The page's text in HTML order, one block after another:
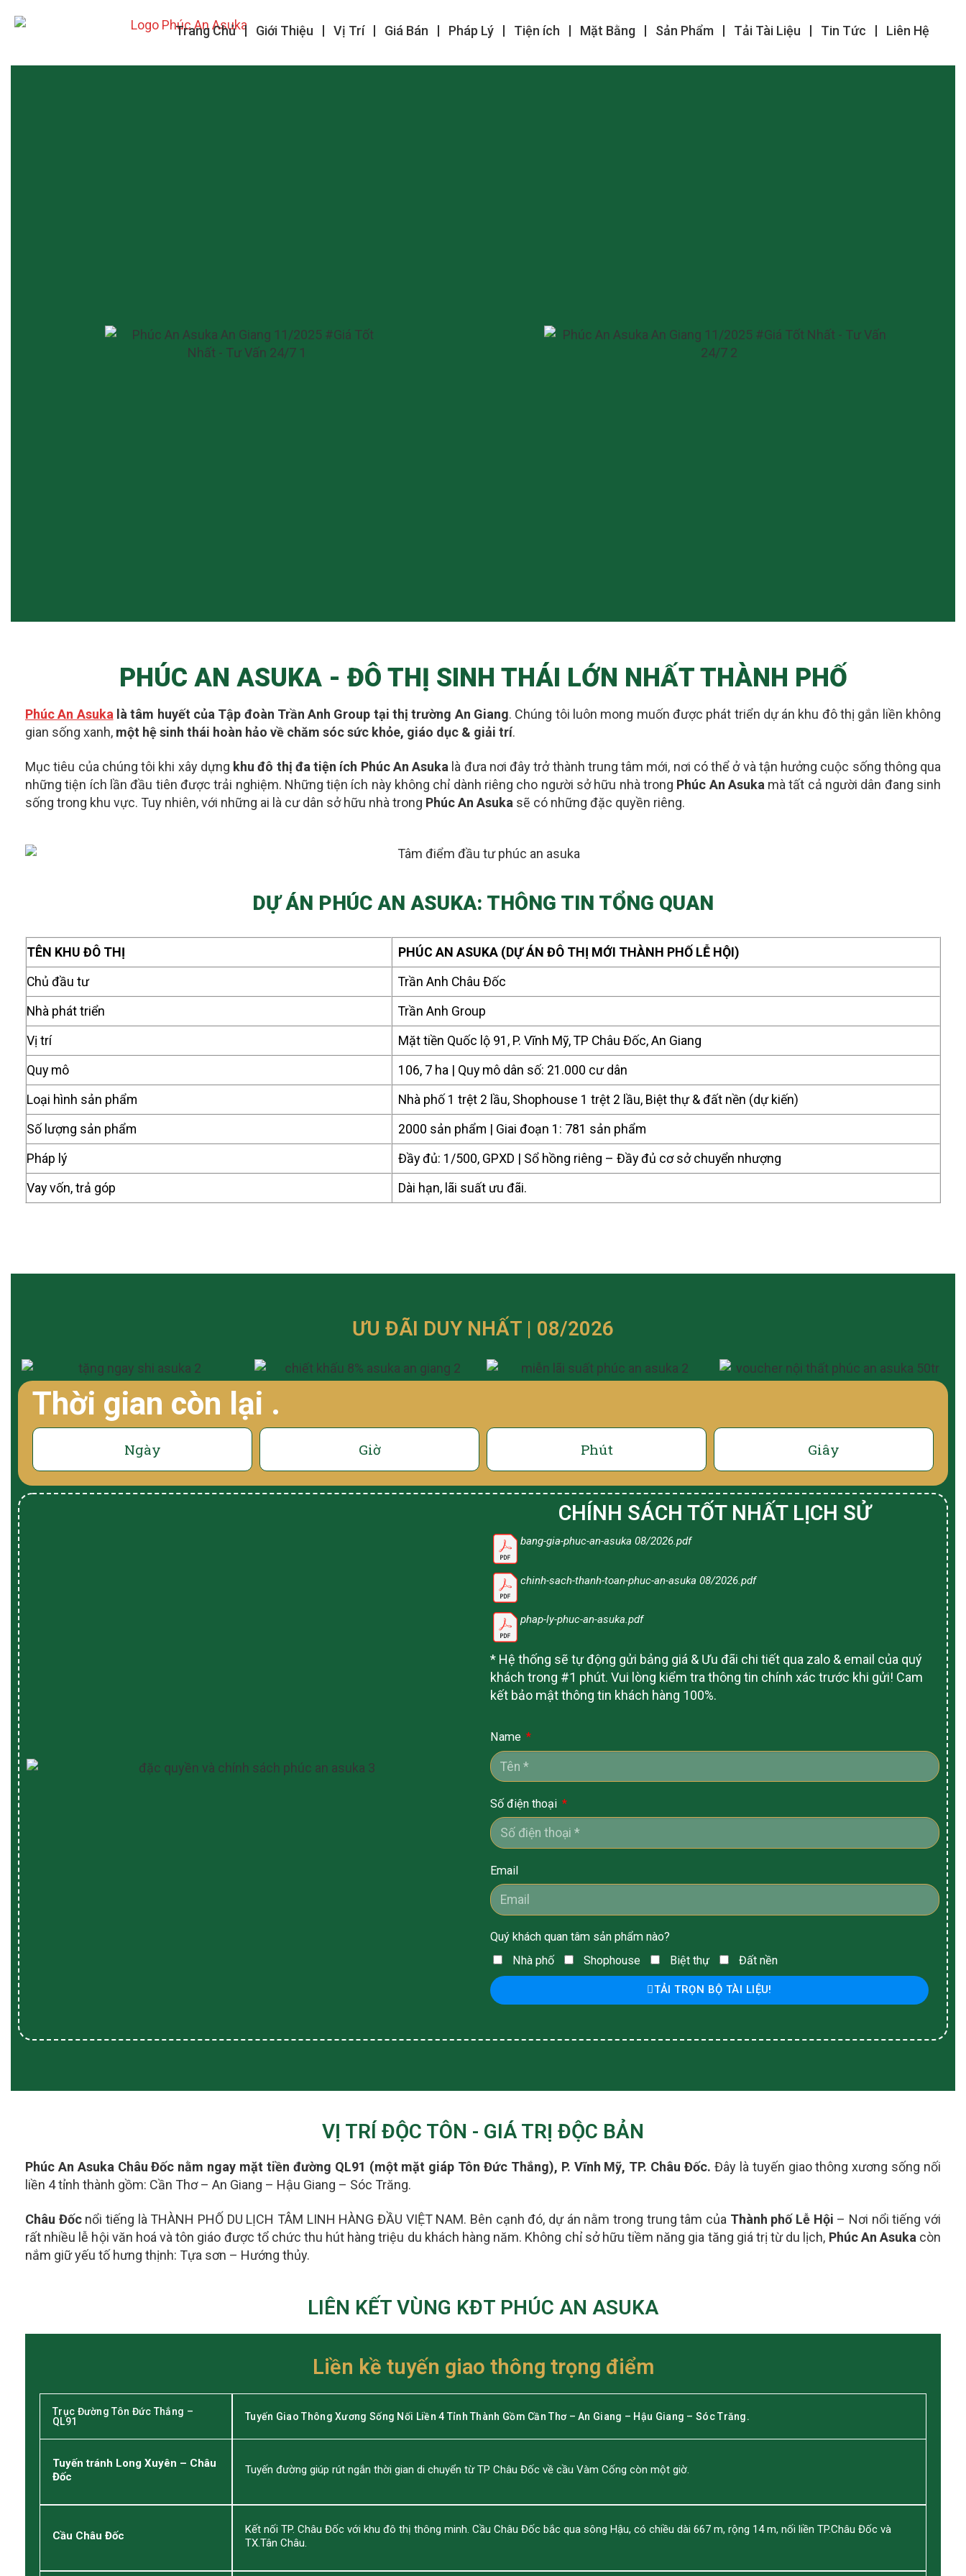
Trang Chủ Giới Thiệu Vị Trí Giá Bán Pháp Lý Tiện ích Mặt Bằng Sản Phẩm Tải Tài Liệu Tin Tức Liên Hệ
PHÚC AN ASUKA - ĐÔ THỊ SINH THÁI LỚN NHẤT THÀNH PHỐ
Phúc An Asuka là tâm huyết của Tập đoàn Trần Anh Group tại thị trường An Giang. Chúng tôi luôn mong muốn được phát triển dự án khu đô thị gắn liền không
gian sống xanh, một hệ sinh thái hoàn hảo về chăm sóc sức khỏe, giáo dục & giải trí.
Mục tiêu của chúng tôi khi xây dựng khu đô thị đa tiện ích Phúc An Asuka là đưa nơi đâytrở thành trung tâm mới, nơi có thể ở và tận hưởng cuộc sống thông qua
những tiện ích lần đầu tiên được trải nghiệm. Những tiện ích này không chỉ dành riêng cho người sở hữu nhà trong Phúc An Asukamà tất cả người dân đang sinh
sống trong khu vực. Tuy nhiên, với những ai là cư dân sở hữu nhà trong Phúc An Asuka sẽ có những đặc quyền riêng.
DỰ ÁN PHÚC AN ASUKA: THÔNG TIN TỔNG QUAN
TÊN KHU ĐÔ THỊ
PHÚC AN ASUKA (DỰ ÁN ĐÔ THỊ MỚI THÀNH PHỐ LỄ HỘI)
Chủ đầu tư
Trần Anh Châu Đốc
Nhà phát triển
Trần Anh Group
Vị trí
Mặt tiền Quốc lộ 91, P. Vĩnh Mỹ, TP Châu Đốc, An Giang
Quy mô
106, 7 ha | Quy mô dân số: 21.000 cư dân
Loại hình sản phẩm
Nhà phố 1 trệt 2 lầu, Shophouse 1 trệt 2 lầu, Biệt thự & đất nền (dự kiến)
Số lượng sản phẩm
2000 sản phẩm | Giai đoạn 1: 781 sản phẩm
Pháp lý
Đầy đủ: 1/500, GPXD | Sổ hồng riêng – Đầy đủ cơ sở chuyển nhượng
Vay vốn, trả góp
Dài hạn, lãi suất ưu đãi.
ƯU ĐÃI DUY NHẤT | 08/2026
Thời gian còn lại .
Ngày Giờ Phút Giây
CHÍNH SÁCH TỐT NHẤT LỊCH SỬ
bang-gia-phuc-an-asuka 08/2026.pdf
chinh-sach-thanh-toan-phuc-an-asuka 08/2026.pdf
phap-ly-phuc-an-asuka.pdf
* Hệ thống sẽ tự động gửi bảng giá & Ưu đãi chi tiết qua zalo & email của quý
khách trong #1 phút. Vui lòng kiểm tra thông tin chính xác trước khi gửi! Cam
kết bảo mật thông tin khách hàng 100%.
Name
Số điện thoại
Email
Quý khách quan tâm sản phẩm nào?
Nhà phố
Shophouse Biệt thự Đất nền
TẢI TRỌN BỘ TÀI LIỆU!
VỊ TRÍ ĐỘC TÔN - GIÁ TRỊ ĐỘC BẢN
Phúc An Asuka Châu Đốc nằm ngay mặt tiền đường QL91 (một mặt giáp Tôn Đức Thắng), P. Vĩnh Mỹ, TP. Châu Đốc. Đây là tuyến giao thông xương sống nối
liền 4 tỉnh thành gồm: Cần Thơ – An Giang – Hậu Giang – Sóc Trăng.
Châu Đốcnổi tiếng là THÀNH PHỐ DU LỊCH TÂM LINH HÀNG ĐẦU VIỆT NAM. Bên cạnh đó, dự án nằm trong trung tâm của Thành phố Lễ Hội – Nơi nổi tiếng với
rất nhiều lễ hội văn hoá và tôn giáo được tổ chức thu hút hàng triệu du khách hàng năm. Không chỉ sở hữu tiềm năng gia tăng giá trị từ du lịch, Phúc An Asukacòn
nắm giữ yếu tố hưng thịnh: Tựa sơn – Hướng thủy.
LIÊN KẾT VÙNG KĐT PHÚC AN ASUKA
Liền kề tuyến giao thông trọng điểm
Trục Đường Tôn Đức Thắng –
QL91
Tuyến Giao Thông Xương Sống Nối Liền 4 Tỉnh Thành Gồm Cần Thơ – An Giang – Hậu Giang – Sóc Trăng.
Tuyến tránh Long Xuyên – Châu
Đốc
Tuyến đường giúp rút ngắn thời gian di chuyển từ TP Châu Đốc về cầu Vàm Cống còn một giờ.
Cầu Châu Đốc
Kết nối TP. Châu Đốc với khu đô thị thông minh. Cầu Châu Đốc bắc qua sông Hậu, có chiều dài 667 m, rộng 14 m, nối liền TP.Châu Đốc và
TX.Tân Châu.